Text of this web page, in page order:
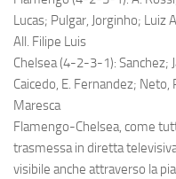
Lucas; Pulgar, Jorginho; Luiz
All. Filipe Luis
Chelsea (4-2-3-1): Sanchez;
Caicedo, E. Fernandez;
Maresca
Flamengo-Chelsea, come
trasmessa in diretta
visibile anche attraverso la